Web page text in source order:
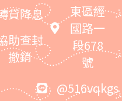
貸降息
助查封
撤銷
東區經
國路一
段678
號
@516vqkgs